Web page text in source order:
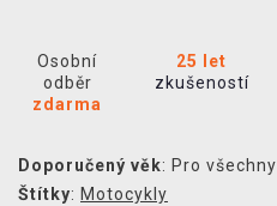
Osobní
odběr
zdarma
25 let
zkušeností
Doporučený věk: Pro všechny
Štítky: Motocykly